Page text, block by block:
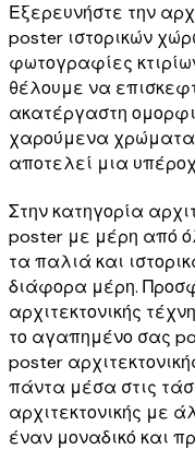
Εξερευνήστε την
poster ιστορικών
φωτογραφίες
θέλουμε να
ακατέργαστη
χαρούμενα χρώματα,
αποτελεί μια
Στην κατηγορία
poster με μέρη από
τα παλιά και
διάφορα μέρη.
αρχιτεκτονικής
το αγαπημένο σας
poster
πάντα μέσα στις
αρχιτεκτονικής με
έναν μοναδικό και